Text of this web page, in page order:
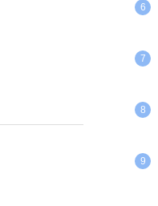
6
7
8
9